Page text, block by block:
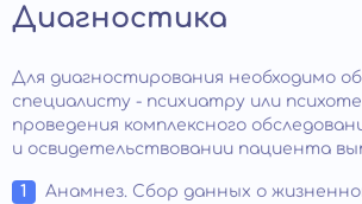
Диагностика
Для диагностирования необходимо
специалисту - психиатру или
проведения комплексного
и освидетельствовании пациента
Анамнез. Сбор данных о